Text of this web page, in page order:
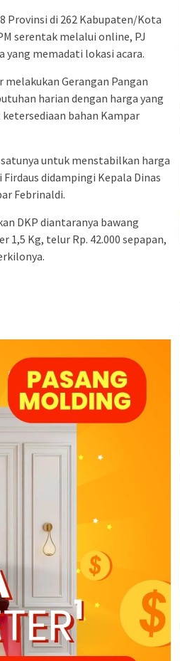
Provinsi di 262 Kabupaten/Kota
serentak melalui online, PJ
yang memadati lokasi acara.
melakukan Gerangan Pangan
harian dengan harga yang
bahan Kampar
untuk menstabilkan harga
didampingi Kepala Dinas
Febrinaldi.
DKP diantaranya bawang
1,5 Kg, telur Rp. 42.000 sepapan,